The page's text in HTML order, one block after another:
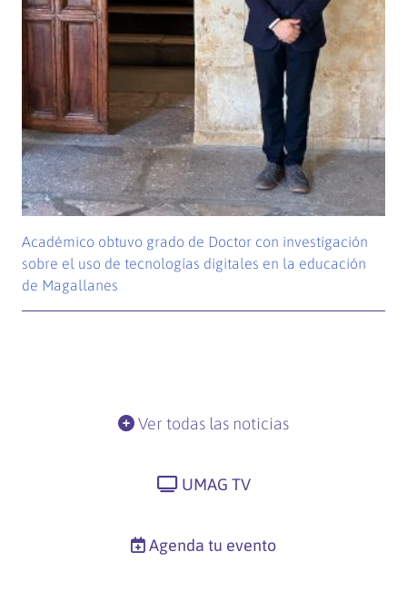
Académico obtuvo grado de Doctor con investigación
sobre el uso de tecnologías digitales en la educación
de Magallanes
Ver todas las noticias
UMAG TV
Agenda tu evento